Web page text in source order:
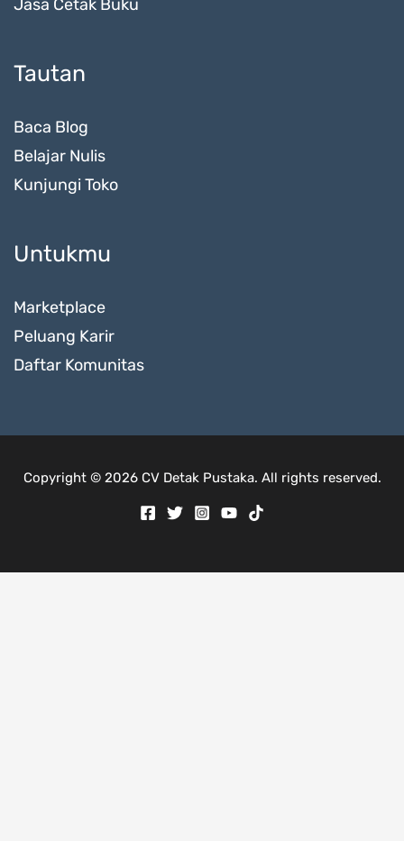
Jasa Cetak Buku
Tautan
Baca Blog
Belajar Nulis
Kunjungi Toko
Untukmu
Marketplace
Peluang Karir
Daftar Komunitas
Copyright © 2026 CV Detak Pustaka. All rights reserved.